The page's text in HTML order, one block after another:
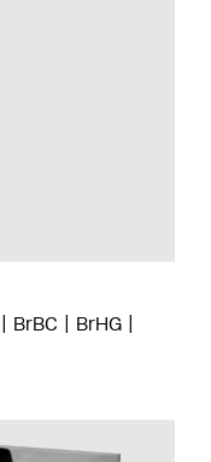
BrBC
BrHG